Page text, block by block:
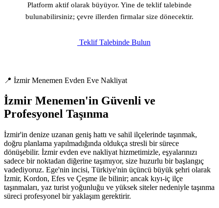
Platform aktif olarak büyüyor. Yine de teklif talebinde
bulunabilirsiniz; çevre illerden firmalar size dönecektir.
Teklif Talebinde Bulun
📍 İzmir Menemen Evden Eve Nakliyat
İzmir Menemen'in Güvenli ve
Profesyonel Taşınma
İzmir'in denize uzanan geniş hattı ve sahil ilçelerinde taşınmak,
doğru planlama yapılmadığında oldukça stresli bir sürece
dönüşebilir. İzmir evden eve nakliyat hizmetimizle, eşyalarınızı
sadece bir noktadan diğerine taşımıyor, size huzurlu bir başlangıç
vadediyoruz. Ege'nin incisi, Türkiye'nin üçüncü büyük şehri olarak
İzmir, Kordon, Efes ve Çeşme ile bilinir; ancak kıyı-iç ilçe
taşınmaları, yaz turist yoğunluğu ve yüksek siteler nedeniyle taşınma
süreci profesyonel bir yaklaşım gerektirir.